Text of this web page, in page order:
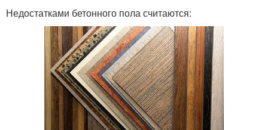
Недостатками бетонного пола считаются: